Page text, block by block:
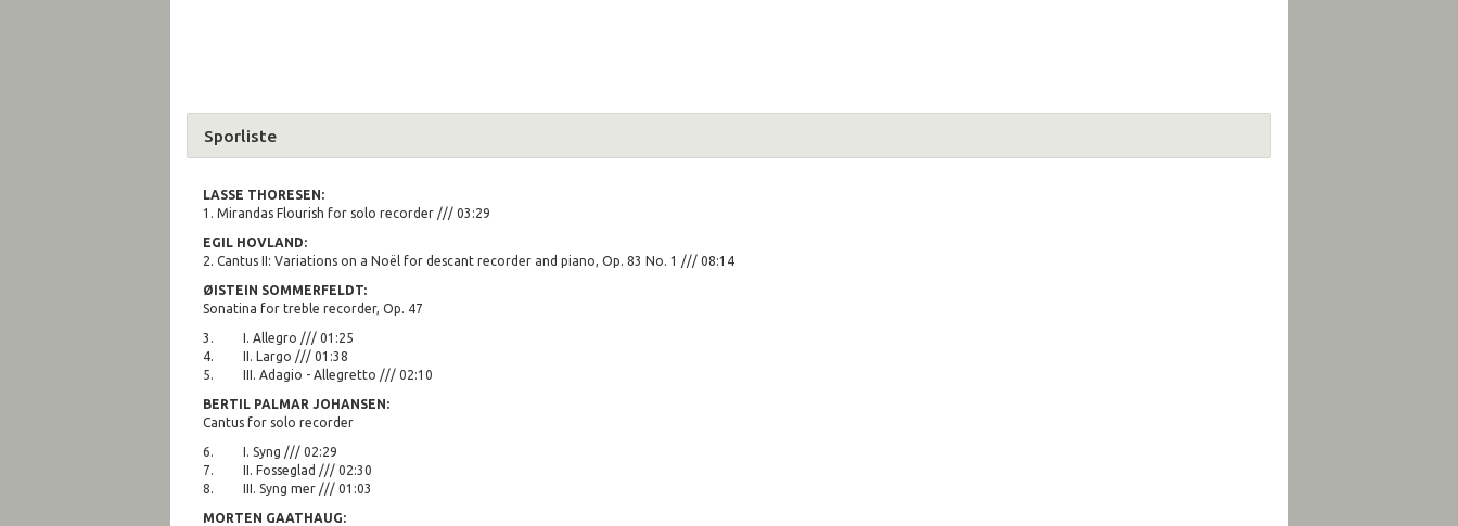
Sporliste
LASSE THORESEN:
1. Mirandas Flourish for solo recorder /// 03:29
EGIL HOVLAND:
2. Cantus II: Variations on a Noël for descant recorder and piano, Op. 83 No. 1 /// 08:14
ØISTEIN SOMMERFELDT:
Sonatina for treble recorder, Op. 47
3. I. Allegro /// 01:25
4. II. Largo /// 01:38
5. III. Adagio - Allegretto /// 02:10
BERTIL PALMAR JOHANSEN:
Cantus for solo recorder
6. I. Syng /// 02:29
7. II. Fosseglad /// 02:30
8. III. Syng mer /// 01:03
MORTEN GAATHAUG: